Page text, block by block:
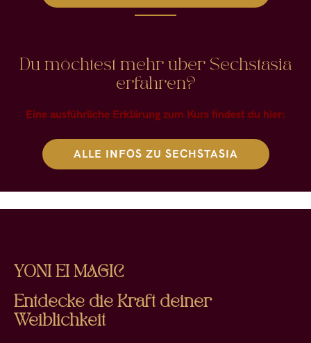
Du möchtest mehr über Sechstasia
erfahren?
Eine ausführliche Erklärung zum Kurs findest du hier:
ALLE INFOS ZU SECHSTASIA
YONI EI MAGIC
Entdecke die Kraft deiner
Weiblichkeit